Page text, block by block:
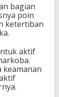
bagian
poin
ketertiban
aktif
keamanan